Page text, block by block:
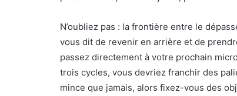
N’oubliez pas : la frontière entre le
vous dit de revenir en arrière et de
passez directement à votre prochain
trois cycles, vous devriez franchir des
mince que jamais, alors fixez-vous des